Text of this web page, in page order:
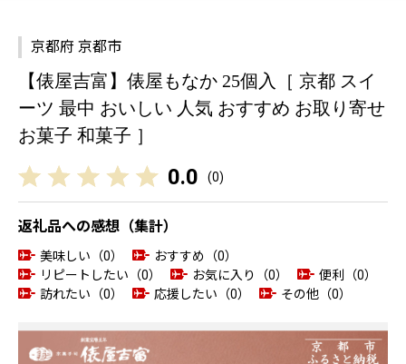
京都府 京都市
【俵屋吉富】俵屋もなか 25個入［ 京都 スイ
ーツ 最中 おいしい 人気 おすすめ お取り寄せ
お菓子 和菓子 ］
0.0 (0)
返礼品への感想（集計）
美味しい（0）
おすすめ（0）
リピートしたい（0）
お気に入り（0）
便利（0）
訪れたい（0）
応援したい（0） その他（0）